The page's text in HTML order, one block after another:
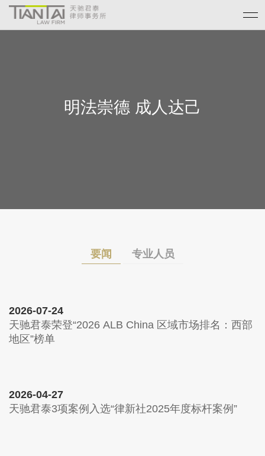
明法崇德 成人达己
要闻
2026-07-24
天驰君泰荣登“2026 ALB China 区域市场排名：西部
地区”榜单
2026-04-27
天驰君泰3项案例入选“律新社2025年度标杆案例”
专业人员